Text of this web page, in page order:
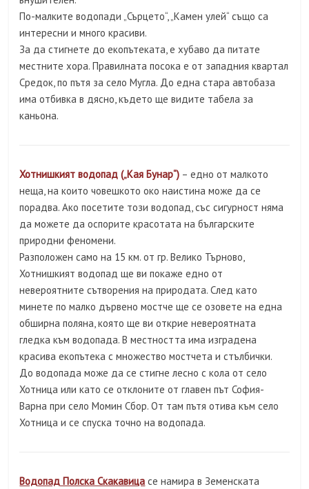
По-малките водопади „Сърцето“, „Камен улей“ също са
интересни и много красиви.
За да стигнете до екопътеката, е хубаво да питате
местните хора. Правилната посока е от западния квартал
Средок, по пътя за село Мугла. До една стара автобаза
има отбивка в дясно, където ще видите табела за
каньона.
Хотнишкият водопад („Кая Бунар“) – едно от малкото
неща, на които човешкото око наистина може да се
порадва. Ако посетите този водопад, със сигурност няма
да можете да оспорите красотата на българските
природни феномени.
Разположен само на 15 км. от гр. Велико Търново,
Хотнишкият водопад ще ви покаже едно от
невероятните сътворения на природата. След като
минете по малко дървено мостче ще се озовете на една
обширна поляна, която ще ви открие невероятната
гледка към водопада. В местността има изградена
красива екопътека с множество мостчета и стълбички.
До водопада може да се стигне лесно с кола от село
Хотница или като се отклоните от главен път София-
Варна при село Момин Сбор. От там пътя отива към село
Хотница и се спуска точно на водопада.
Водопад Полска Скакавица се намира в Земенската